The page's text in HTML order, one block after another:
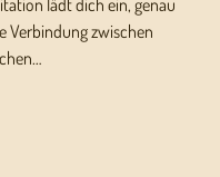
lädt dich ein, genau
Verbindung zwischen